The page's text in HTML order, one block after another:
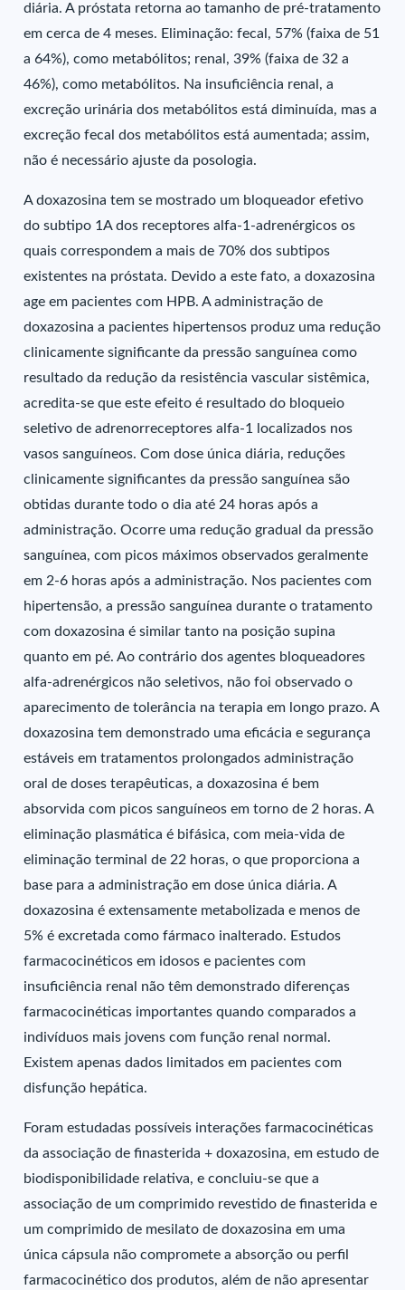
diária. A próstata retorna ao tamanho de pré-tratamento
em cerca de 4 meses. Eliminação: fecal, 57% (faixa de 51
a 64%), como metabólitos; renal, 39% (faixa de 32 a
46%), como metabólitos. Na insuficiência renal, a
excreção urinária dos metabólitos está diminuída, mas a
excreção fecal dos metabólitos está aumentada; assim,
não é necessário ajuste da posologia.
A doxazosina tem se mostrado um bloqueador efetivo
do subtipo 1A dos receptores alfa-1-adrenérgicos os
quais correspondem a mais de 70% dos subtipos
existentes na próstata. Devido a este fato, a doxazosina
age em pacientes com HPB. A administração de
doxazosina a pacientes hipertensos produz uma redução
clinicamente significante da pressão sanguínea como
resultado da redução da resistência vascular sistêmica,
acredita-se que este efeito é resultado do bloqueio
seletivo de adrenorreceptores alfa-1 localizados nos
vasos sanguíneos. Com dose única diária, reduções
clinicamente significantes da pressão sanguínea são
obtidas durante todo o dia até 24 horas após a
administração. Ocorre uma redução gradual da pressão
sanguínea, com picos máximos observados geralmente
em 2-6 horas após a administração. Nos pacientes com
hipertensão, a pressão sanguínea durante o tratamento
com doxazosina é similar tanto na posição supina
quanto em pé. Ao contrário dos agentes bloqueadores
alfa-adrenérgicos não seletivos, não foi observado o
aparecimento de tolerância na terapia em longo prazo. A
doxazosina tem demonstrado uma eficácia e segurança
estáveis em tratamentos prolongados administração
oral de doses terapêuticas, a doxazosina é bem
absorvida com picos sanguíneos em torno de 2 horas. A
eliminação plasmática é bifásica, com meia-vida de
eliminação terminal de 22 horas, o que proporciona a
base para a administração em dose única diária. A
doxazosina é extensamente metabolizada e menos de
5% é excretada como fármaco inalterado. Estudos
farmacocinéticos em idosos e pacientes com
insuficiência renal não têm demonstrado diferenças
farmacocinéticas importantes quando comparados a
indivíduos mais jovens com função renal normal.
Existem apenas dados limitados em pacientes com
disfunção hepática.
Foram estudadas possíveis interações farmacocinéticas
da associação de finasterida + doxazosina, em estudo de
biodisponibilidade relativa, e concluiu-se que a
associação de um comprimido revestido de finasterida e
um comprimido de mesilato de doxazosina em uma
única cápsula não compromete a absorção ou perfil
farmacocinético dos produtos, além de não apresentar